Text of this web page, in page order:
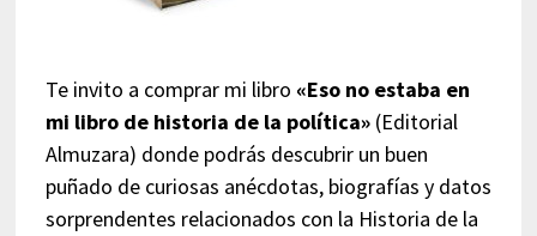
Te invito a comprar mi libro «Eso no estaba en
mi libro de historia de la política»(Editorial
Almuzara) donde podrás descubrir un buen
puñado de curiosas anécdotas, biografías y datos
sorprendentes relacionados con la Historia de la